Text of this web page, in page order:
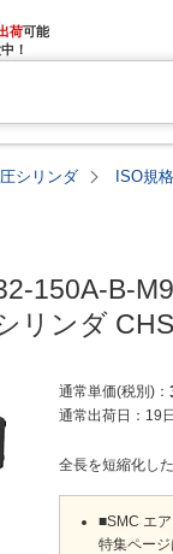
荷
！
シリンダ ISO規
150A-B-
リンダ
通常単価(税別)
通常出荷日： 19
全長を短縮化し
■SMC エ
特集ペー